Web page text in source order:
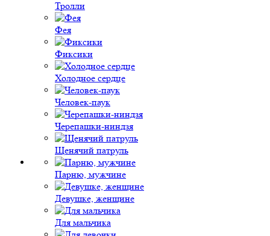
Тролли
Фея
Фиксики
Холодное сердце
Человек-паук
Черепашки-ниндзя
Щенячий патруль
Парню, мужчине
Девушке, женщине
Для мальчика